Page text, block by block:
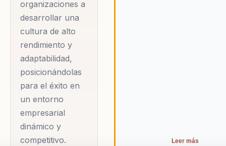
organizaciones a
desarrollar una
cultura de alto
rendimiento y
adaptabilidad,
posicionándolas
para el éxito en
un entorno
empresarial
dinámico y
competitivo.
Leer más